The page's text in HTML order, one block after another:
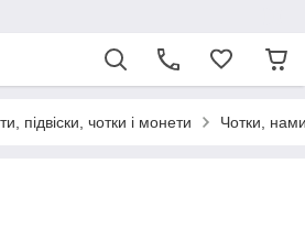
підвіски, чотки і монети Чотки,